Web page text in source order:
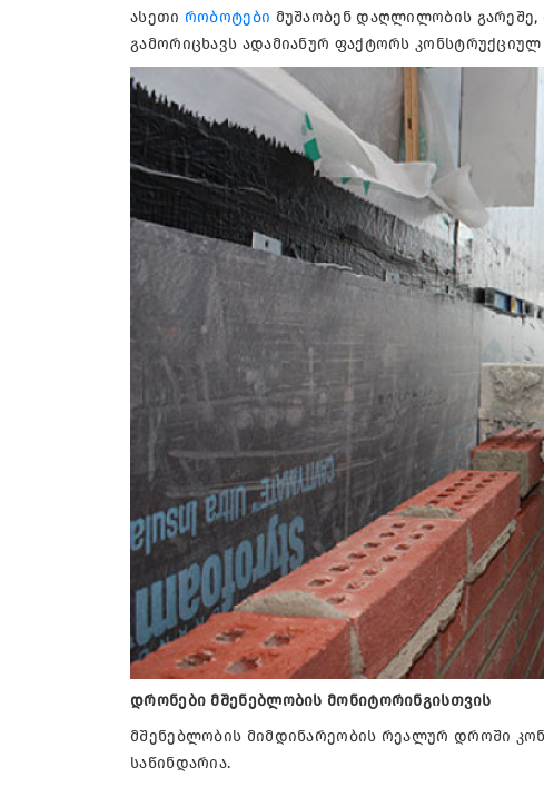
ასეთი რობოტები მუშაობენ დაღლილობის
გამორიცხავს ადამიანურ ფაქტორს კონსტრუქციულ
დრონები მშენებლობის მონიტორინგისთვის
მშენებლობის მიმდინარეობის რეალურ დროში
საწინდარია.